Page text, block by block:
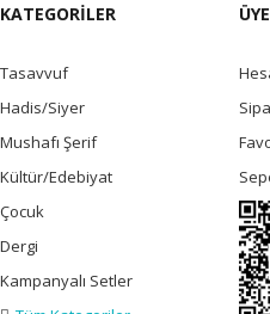
KATEGORİLER
Tasavvuf
Hadis/Siyer
Mushafı Şerif
Kültür/Edebiyat
Çocuk
Dergi
Kampanyalı Setler